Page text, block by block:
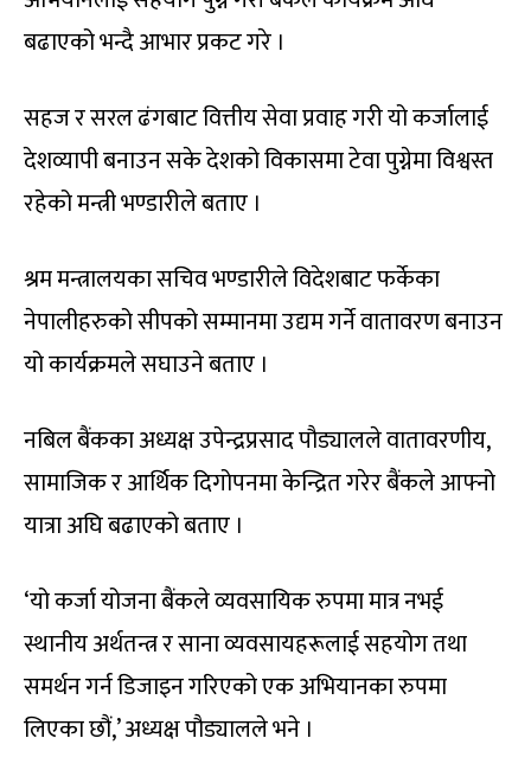
बढाएको भन्दै आभार प्रकट गरे ।
सहज र सरल ढंगबाट वित्तीय सेवा प्रवाह गरी यो कर्जालाई
देशव्यापी बनाउन सके देशको विकासमा टेवा पुग्नेमा विश्वस्त
रहेको मन्त्री भण्डारीले बताए ।
श्रम मन्त्रालयका सचिव भण्डारीले विदेशबाट फर्केका
नेपालीहरुको सीपको सम्मानमा उद्यम गर्ने वातावरण बनाउन
यो कार्यक्रमले सघाउने बताए ।
नबिल बैंकका अध्यक्ष उपेन्द्रप्रसाद पौड्यालले वातावरणीय,
सामाजिक र आर्थिक दिगोपनमा केन्द्रित गरेर बैंकले आफ्नो
यात्रा अघि बढाएको बताए ।
‘यो कर्जा योजना बैंकले व्यवसायिक रुपमा मात्र नभई
स्थानीय अर्थतन्त्र र साना व्यवसायहरूलाई सहयोग तथा
समर्थन गर्न डिजाइन गरिएको एक अभियानका रुपमा
लिएका छौं,’ अध्यक्ष पौड्यालले भने ।